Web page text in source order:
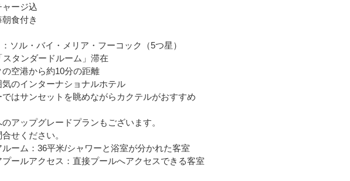
ャージ込
朝食付き
ソル・バイ・メリア・フーコック（5つ星）
スタンダードルーム」滞在
の空港から約10分の距離
気のインターナショナルホテル
ではサンセットを眺めながらカクテルがおすすめ
アップグレードプランもございます。
せください。
ルーム：36平米/シャワーと浴室が分かれた客室
プールアクセス：直接プールへアクセスできる客室